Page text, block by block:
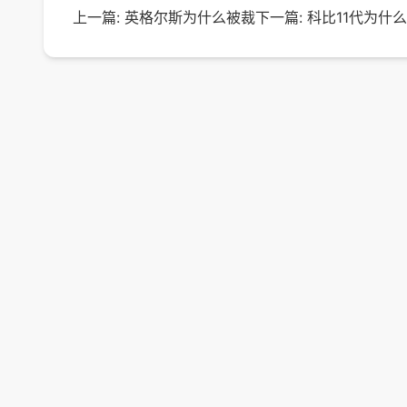
上一篇: 英格尔斯为什么被裁下一篇: 科比11代为什